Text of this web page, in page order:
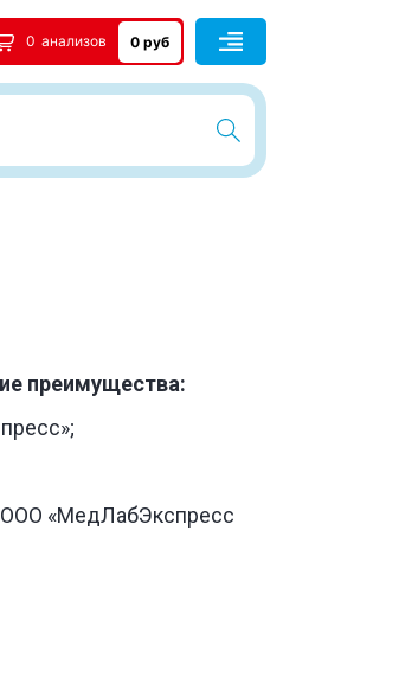
0 анализов 0 руб
преимущества:
ООО «МедЛабЭкспресс